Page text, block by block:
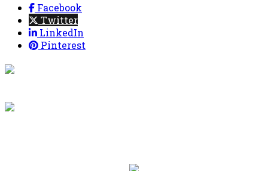
Facebook
Twitter
LinkedIn
Pinterest